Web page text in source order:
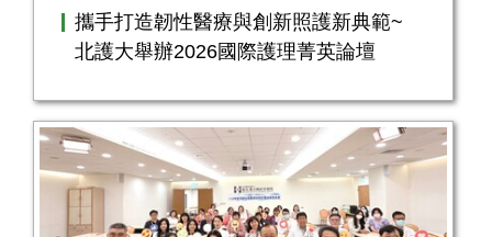
攜手打造韌性醫療與創新照護新典範~
北護大舉辦2026國際護理菁英論壇